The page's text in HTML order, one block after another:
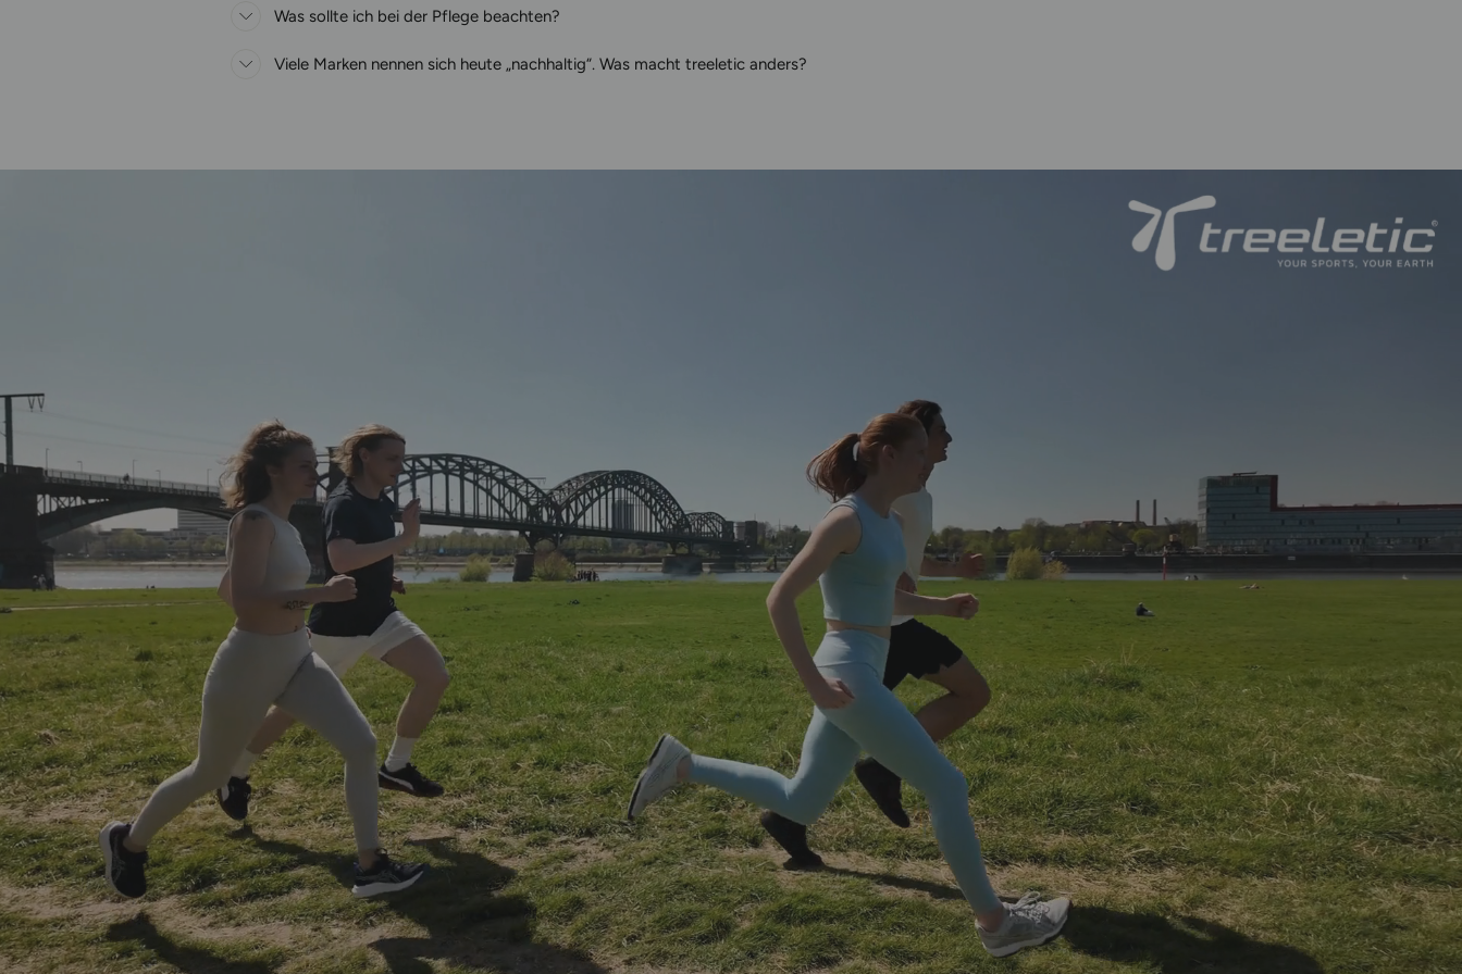
Was sollte ich bei der Pflege beachten?
Viele Marken nennen sich heute „nachhaltig“. Was macht treeletic anders?